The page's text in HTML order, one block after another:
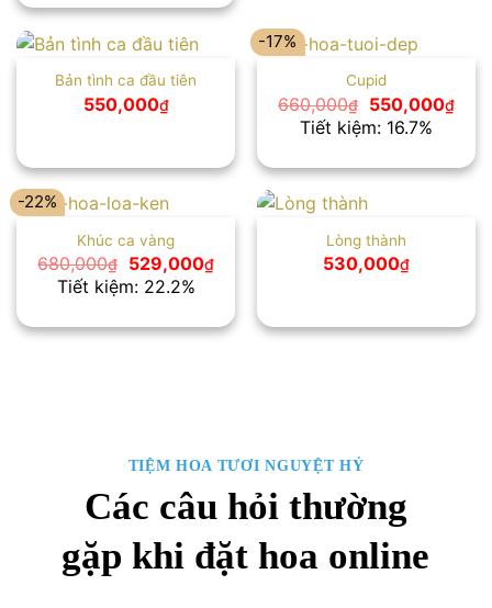
550,000₫.
Bản tình ca đầu tiên
550,000₫
-17%
Cupid
660,000₫
Giá
gốc
là:
550,000₫Giá
hiện
Tiết kiệm: 16.7%
-22%
Khúc ca vàng
680,000₫
Giá
gốc
là:
529,000₫Giá
hiện
529,000₫.
Tiết kiệm: 22.2%
Lòng thành
530,000₫
TIỆM HOA TƯƠI NGUYỆT HỶ
Các câu hỏi thường
gặp khi đặt hoa online